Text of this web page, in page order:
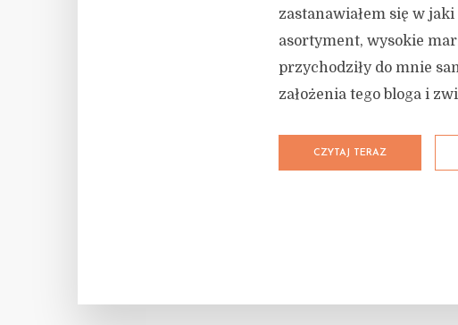
zastanawiałem się w
asortyment, wysokie
przychodziły do mnie
założenia tego bloga i
CZYTAJ TERAZ